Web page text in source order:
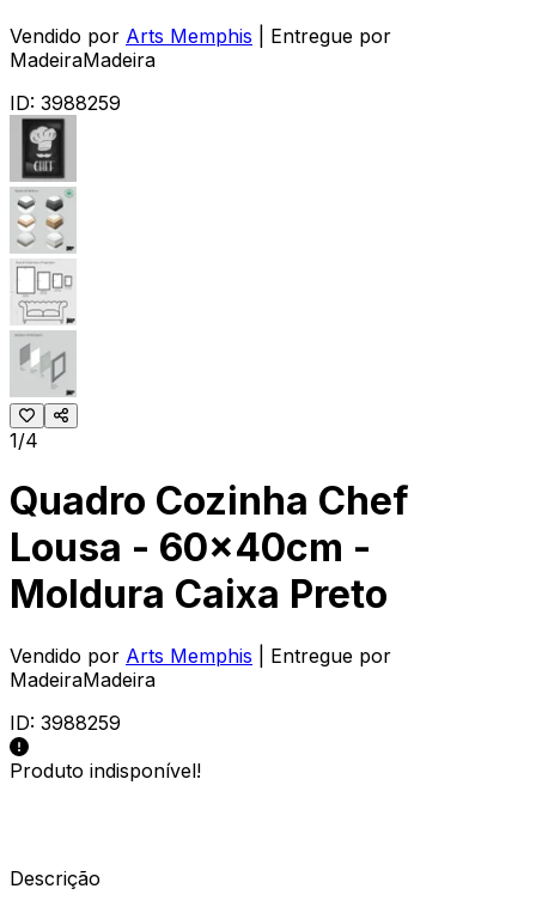
Vendido por Arts Memphis
| Entregue por
MadeiraMadeira
ID: 3988259
1/4
Quadro Cozinha Chef
Lousa - 60x40cm -
Moldura Caixa Preto
Vendido por Arts Memphis
| Entregue por
MadeiraMadeira
ID: 3988259
Produto indisponível!
Descrição